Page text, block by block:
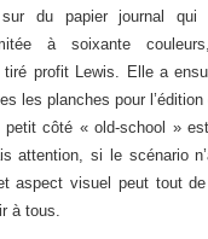
sur du papier journal qui
à soixante
tiré profit Lewis. Elle a
les planches pour l’édition
petit côté « old-school »
attention, si le scénario
aspect visuel peut tout
à tous.